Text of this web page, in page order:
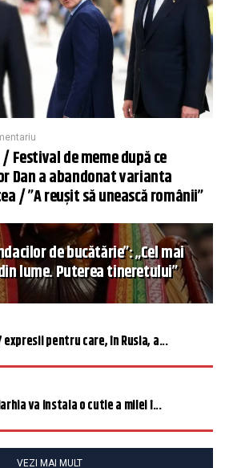
/ Festival de meme după ce
Dan a abandonat varianta
/ ”A reușit să unească românii”
de bucătărie”: „Cel mai
lume. Puterea tineretului”
expresii pentru care, în Rusia, a...
va instala o cutie a milei î...
VEZI MAI MULT